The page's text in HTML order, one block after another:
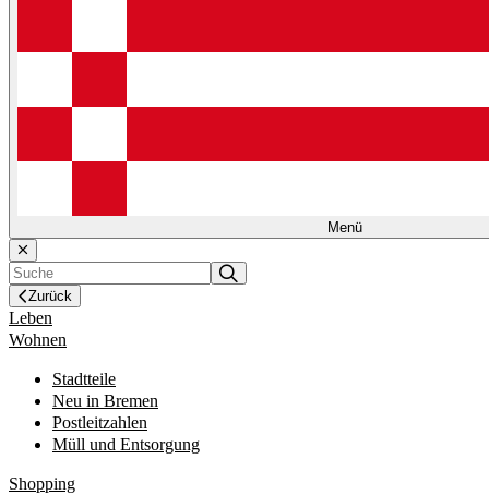
Menü
Zurück
Leben
Wohnen
Stadtteile
Neu in Bremen
Postleitzahlen
Müll und Entsorgung
Shopping